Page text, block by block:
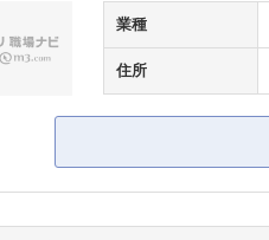
業種
住所